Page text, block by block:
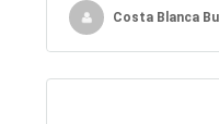
Costa Blanca